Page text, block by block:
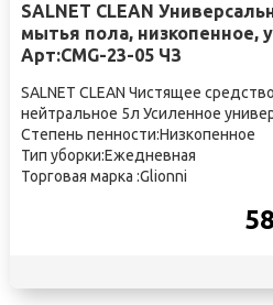
SALNET CLEAN
мытья пола, низкопенное,
Арт:CMG-23-05 ЧЗ
SALNET CLEAN Чистящее
нейтральное 5л Усиленное
Степень пенности:Низкопенное
Тип уборки:Ежедневная
Торговая марка :Glionni